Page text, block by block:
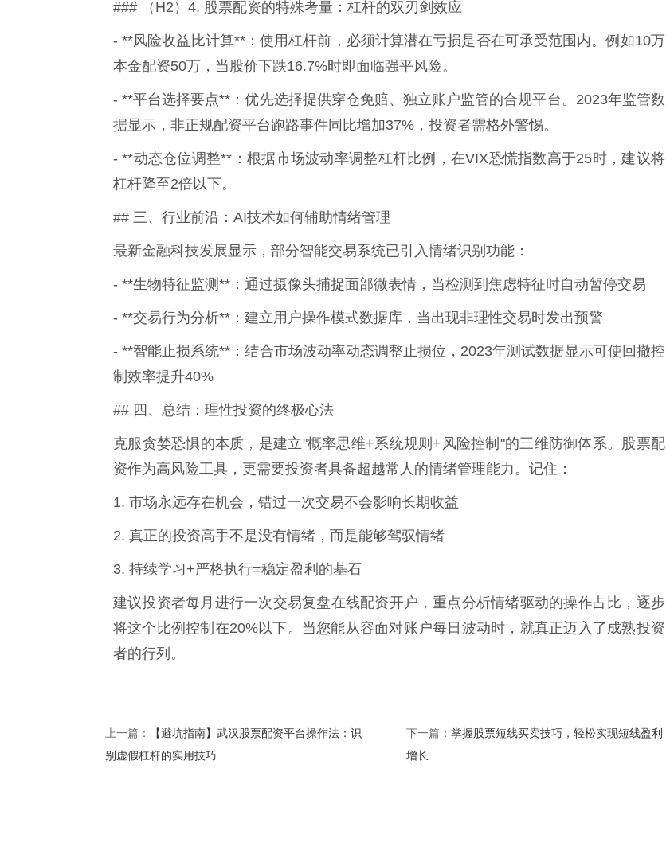
### （H2）4. 股票配资的特殊考量：杠杆的双刃剑效应
- **风险收益比计算**：使用杠杆前，必须计算潜在亏损是否在可承受范围内。例如10万
本金配资50万，当股价下跌16.7%时即面临强平风险。
- **平台选择要点**：优先选择提供穿仓免赔、独立账户监管的合规平台。2023年监管数
据显示，非正规配资平台跑路事件同比增加37%，投资者需格外警惕。
- **动态仓位调整**：根据市场波动率调整杠杆比例，在VIX恐慌指数高于25时，建议将
杠杆降至2倍以下。
## 三、行业前沿：AI技术如何辅助情绪管理
最新金融科技发展显示，部分智能交易系统已引入情绪识别功能：
- **生物特征监测**：通过摄像头捕捉面部微表情，当检测到焦虑特征时自动暂停交易
- **交易行为分析**：建立用户操作模式数据库，当出现非理性交易时发出预警
- **智能止损系统**：结合市场波动率动态调整止损位，2023年测试数据显示可使回撤控
制效率提升40%
## 四、总结：理性投资的终极心法
克服贪婪恐惧的本质，是建立"概率思维+系统规则+风险控制"的三维防御体系。股票配
资作为高风险工具，更需要投资者具备超越常人的情绪管理能力。记住：
1. 市场永远存在机会，错过一次交易不会影响长期收益
2. 真正的投资高手不是没有情绪，而是能够驾驭情绪
3. 持续学习+严格执行=稳定盈利的基石
建议投资者每月进行一次交易复盘在线配资开户，重点分析情绪驱动的操作占比，逐步
将这个比例控制在20%以下。当您能从容面对账户每日波动时，就真正迈入了成熟投资
者的行列。
上一篇：
【避坑指南】武汉股票配资平台操作法：识
别虚假杠杆的实用技巧
下一篇： 掌握股票短线买卖技巧，轻松实现短线盈利
增长